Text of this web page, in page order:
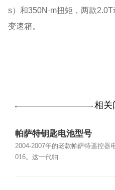
s）和350N·m扭矩，两款
变速箱。
相关
帕萨特钥匙电池型号
2004-2007年的老款帕萨特遥控器
016。这一代帕...